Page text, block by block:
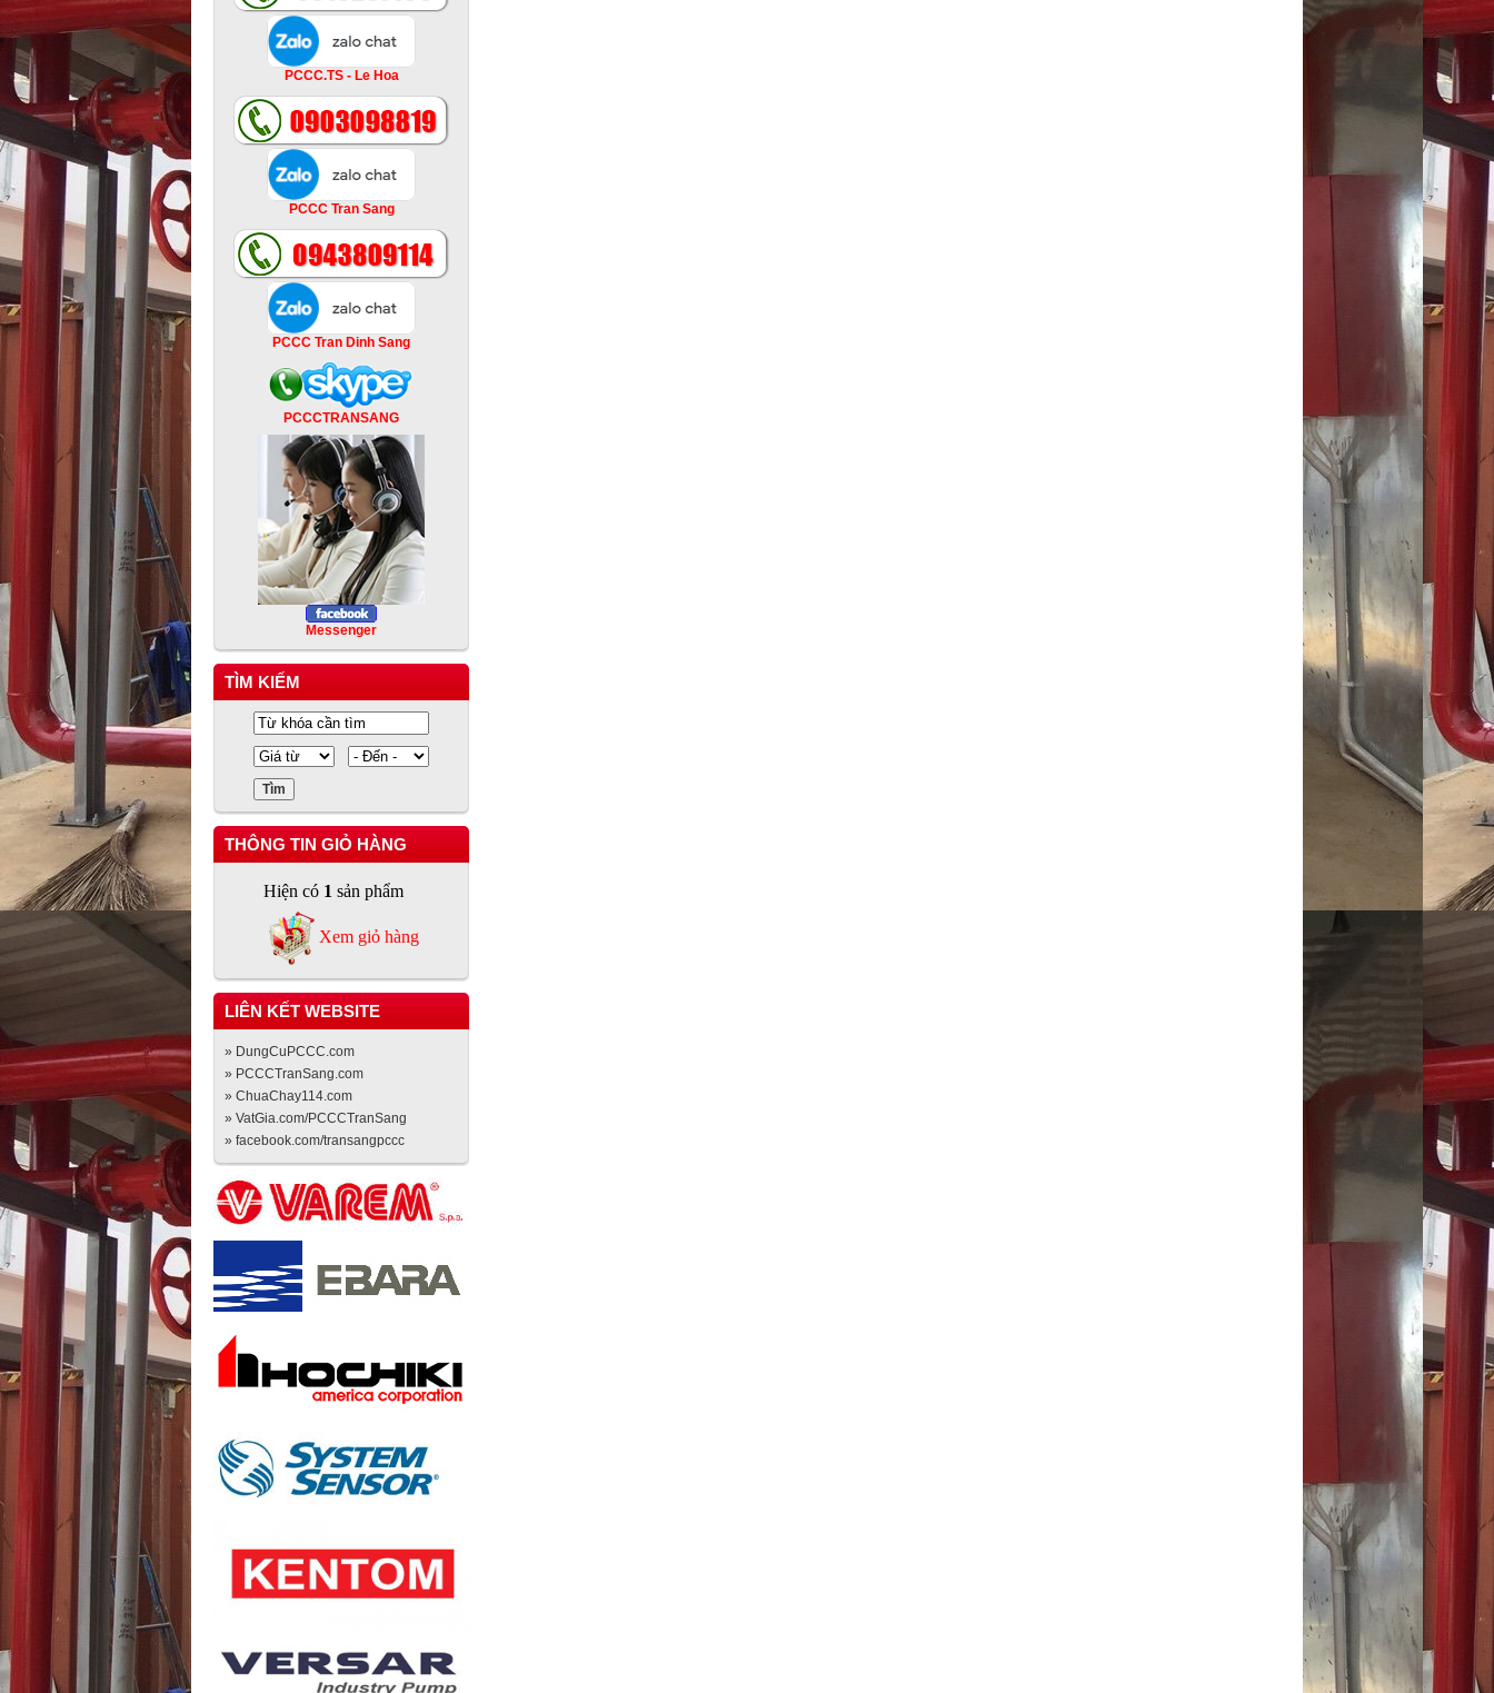
PCCC.TS - Le Hoa
PCCC Tran Sang
PCCC Tran Dinh Sang
PCCCTRANSANG
Messenger
TÌM KIẾM
THÔNG TIN GIỎ HÀNG
Hiện có 1 sản phẩm
Xem giỏ hàng
LIÊN KẾT WEBSITE
» DungCuPCCC.com
» PCCCTranSang.com
» ChuaChay114.com
» VatGia.com/PCCCTranSang
» facebook.com/transangpccc